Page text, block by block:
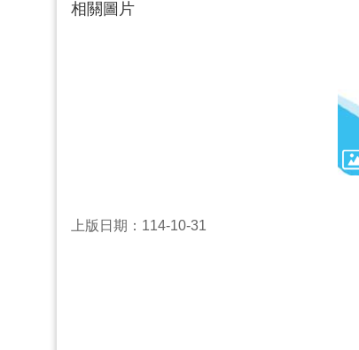
相關圖片
上版日期：114-10-31